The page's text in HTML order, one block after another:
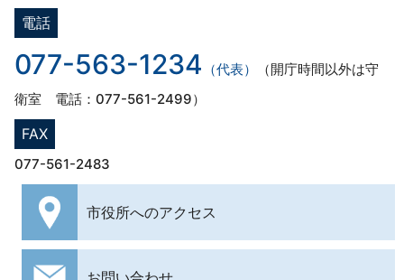
電話
077-563-1234 （代表）
（開庁時間以外は守
衛室 電話：077-561-2499）
FAX
077-561-2483
市役所へのアクセス